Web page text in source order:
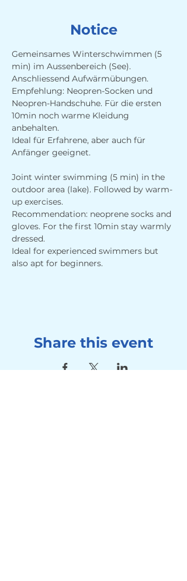
Notice
Gemeinsames Winterschwimmen (5
min) im Aussenbereich (See).
Anschliessend Aufwärmübungen.
Empfehlung: Neopren-Socken und
Neopren-Handschuhe. Für die ersten
10min noch warme Kleidung
anbehalten.
Ideal für Erfahrene, aber auch für
Anfänger geeignet.
Joint winter swimming (5 min) in the
outdoor area (lake). Followed by warm-
up exercises.
Recommendation: neoprene socks and
gloves. For the first 10min stay warmly
dressed.
Ideal for experienced swimmers but
also apt for beginners.
Share this event